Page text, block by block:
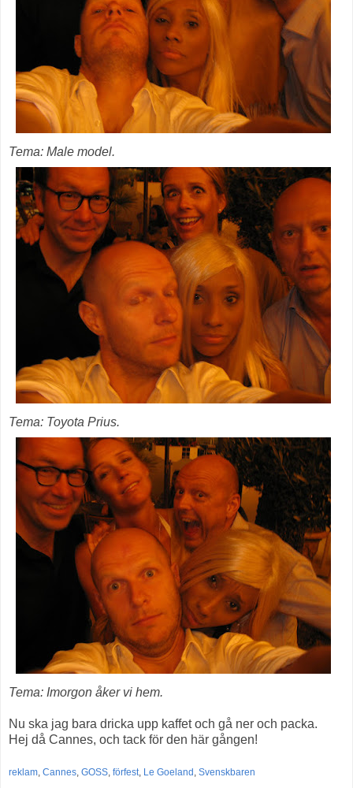
Tema: Male model.
Tema: Toyota Prius.
Tema: Imorgon åker vi hem.
Nu ska jag bara dricka upp kaffet och gå ner och packa.
Hej då Cannes, och tack för den här gången!
reklam, Cannes, GOSS, förfest, Le Goeland , Svenskbaren